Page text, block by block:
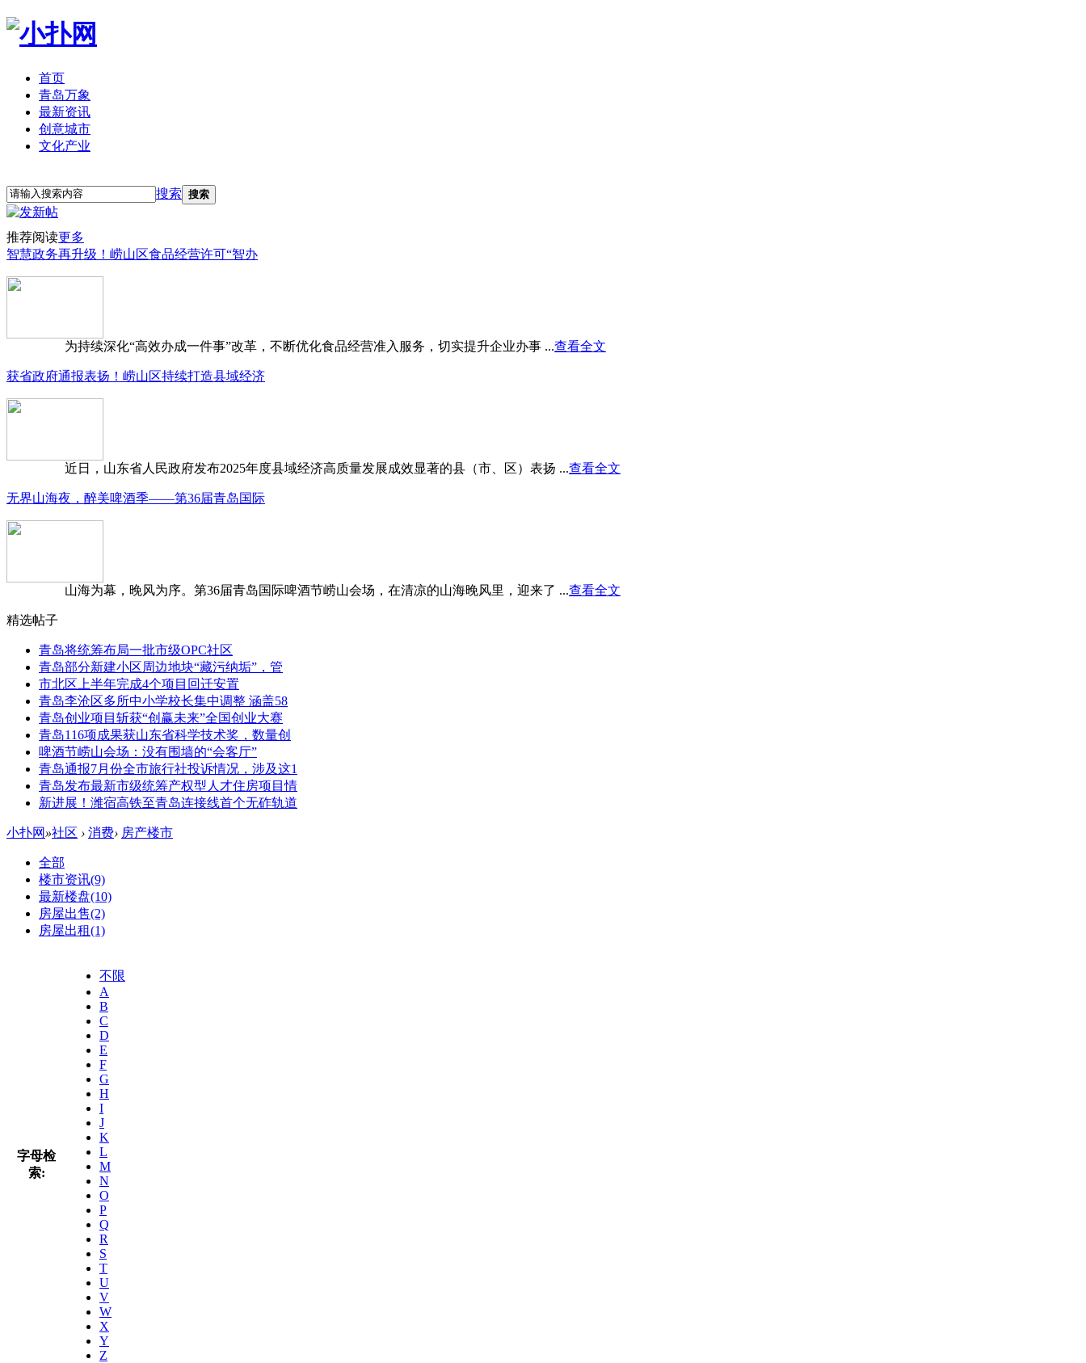
首页
青岛万象
最新资讯
创意城市
文化产业
搜索 搜索
推荐阅读更多
智慧政务再升级！崂山区食品经营许可“智办
为持续深化“高效办成一件事”改革，不断优化食品经营准入服务，切实提升企业办事 ...查看全文
获省政府通报表扬！崂山区持续打造县域经济
近日，山东省人民政府发布2025年度县域经济高质量发展成效显著的县（市、区）表扬 ...查看全文
无界山海夜，醉美啤酒季——第36届青岛国际
山海为幕，晚风为序。第36届青岛国际啤酒节崂山会场，在清凉的山海晚风里，迎来了 ...查看全文
精选帖子
青岛将统筹布局一批市级OPC社区
青岛部分新建小区周边地块“藏污纳垢”，管
市北区上半年完成4个项目回迁安置
青岛李沧区多所中小学校长集中调整 涵盖58
青岛创业项目斩获“创赢未来”全国创业大赛
青岛116项成果获山东省科学技术奖，数量创
啤酒节崂山会场：没有围墙的“会客厅”
青岛通报7月份全市旅行社投诉情况，涉及这1
青岛发布最新市级统筹产权型人才住房项目情
新进展！潍宿高铁至青岛连接线首个无砟轨道
小扑网 »社区 › 消费› 房产楼市
全部
楼市资讯(9)
最新楼盘(10)
房屋出售(2)
房屋出租(1)
字母检
索:
不限
A
B
C
D
E
F
G
H
I
J
K
L
M
N
O
P
Q
R
S
T
U
V
W
X
Y
Z